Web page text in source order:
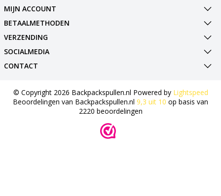
MIJN ACCOUNT
BETAALMETHODEN
VERZENDING
SOCIALMEDIA
CONTACT
© Copyright 2026 Backpackspullen.nl Powered by Lightspeed
Beoordelingen van Backpackspullen.nl 9,3 uit 10 op basis van
2220 beoordelingen